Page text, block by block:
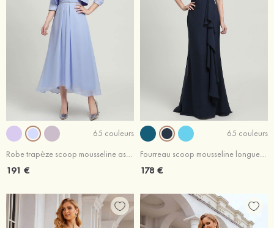
65 couleurs
Robe trapèze scoop mousseline asymétrique robe de mère de la mariée avec perle dentelle plissé veste
191 €
65 couleurs
Fourreau scoop mousseline longueur ras du sol robe de mère de la mariée avec appliqué plissé paillettes
178 €